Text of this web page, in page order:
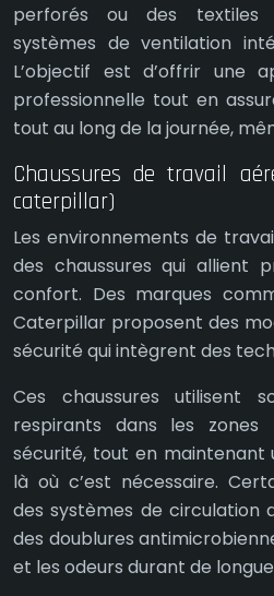
perforés ou des textiles
systèmes de ventilation
L’objectif est d’offrir une
professionnelle tout en
tout au long de la journée,
Chaussures de travail
caterpillar)
Les environnements de
des chaussures qui allient
confort. Des marques
Caterpillar proposent des
sécurité qui intègrent des
Ces chaussures utilisent
respirants dans les
sécurité, tout en
là où c’est nécessaire.
des systèmes de circulation
des doublures
et les odeurs durant de